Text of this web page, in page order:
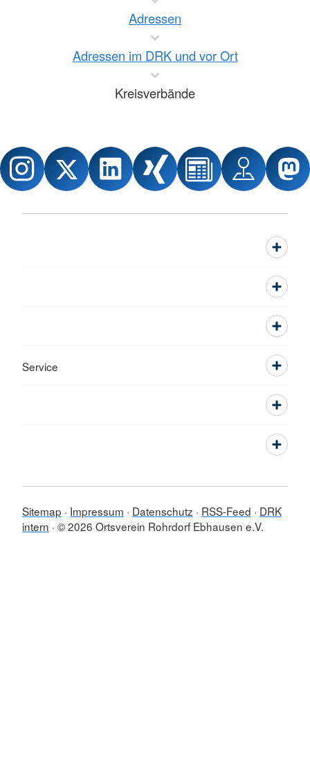
Adressen
Adressen im DRK und vor Ort
Kreisverbände
Service
Sitemap Impressum Datenschutz RSS-Feed
DRK
intern © 2026 Ortsverein Rohrdorf Ebhausen e.V.